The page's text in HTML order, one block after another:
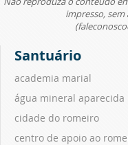
impresso, sem
Santuário
academia marial
água mineral aparecida
cidade do romeiro
centro de apoio ao